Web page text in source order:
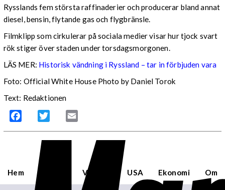
Rysslands fem största raffinaderier och producerar bland annat
diesel, bensin, flytande gas och flygbränsle.
Filmklipp som cirkulerar på sociala medier visar hur tjock svart
rök stiger över staden under torsdagsmorgonen.
LÄS MER: Historisk vändning i Ryssland – tar in förbjuden vara
Foto: Official White House Photo by Daniel Torok
Text: Redaktionen
Facebook Twitter
Hem Världen USA Ekonomi Om